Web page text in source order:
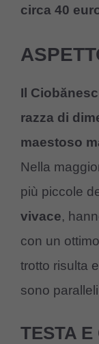
circa 40
Il
razza di
maestoso
Nella
più piccole
vivace,
con un
trotto risulta
sono
TESTA